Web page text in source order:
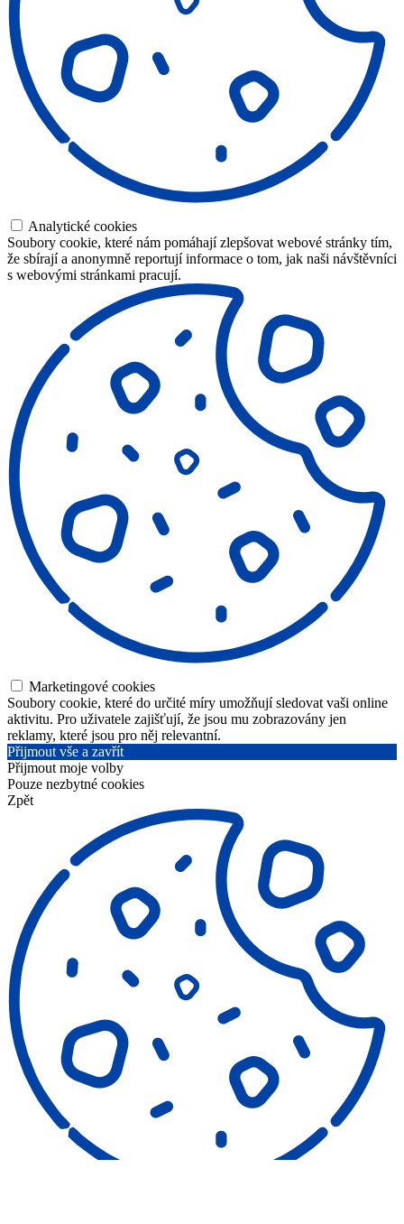
Analytické cookies
Soubory cookie, které nám pomáhají zlepšovat webové stránky tím,
že sbírají a anonymně reportují informace o tom, jak naši návštěvníci
s webovými stránkami pracují.
Marketingové cookies
Soubory cookie, které do určité míry umožňují sledovat vaši online
aktivitu. Pro uživatele zajišťují, že jsou mu zobrazovány jen
reklamy, které jsou pro něj relevantní.
Přijmout vše a zavřít
Přijmout moje volby
Pouze nezbytné cookies
Zpět